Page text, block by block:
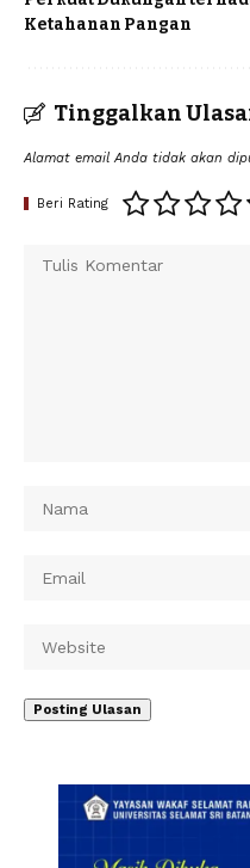
Ketahanan Pangan
Tinggalkan
Alamat email Anda tidak akan
Beri Rating